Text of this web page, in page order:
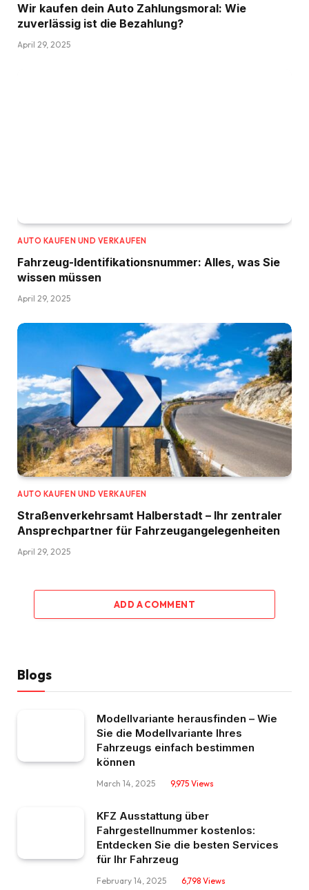
Wir kaufen dein Auto Zahlungsmoral: Wie
zuverlässig ist die Bezahlung?
April 29, 2025
AUTO KAUFEN UND VERKAUFEN
Fahrzeug-Identifikationsnummer: Alles, was Sie
wissen müssen
April 29, 2025
AUTO KAUFEN UND VERKAUFEN
Straßenverkehrsamt Halberstadt – Ihr zentraler
Ansprechpartner für Fahrzeugangelegenheiten​
April 29, 2025
ADD A COMMENT
Blogs
Modellvariante herausfinden – Wie
Sie die Modellvariante Ihres
Fahrzeugs einfach bestimmen
können
March 14, 2025 9,975 Views
KFZ Ausstattung über
Fahrgestellnummer kostenlos:
Entdecken Sie die besten Services
für Ihr Fahrzeug
February 14, 2025 6,798 Views